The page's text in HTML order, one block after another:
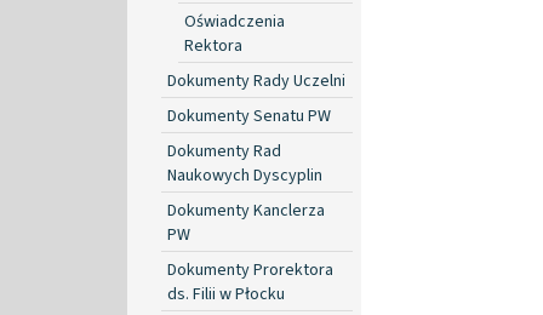
Oświadczenia
Rektora
Dokumenty Rady Uczelni
Dokumenty Senatu PW
Dokumenty Rad
Naukowych Dyscyplin
Dokumenty Kanclerza
PW
Dokumenty Prorektora
ds. Filii w Płocku